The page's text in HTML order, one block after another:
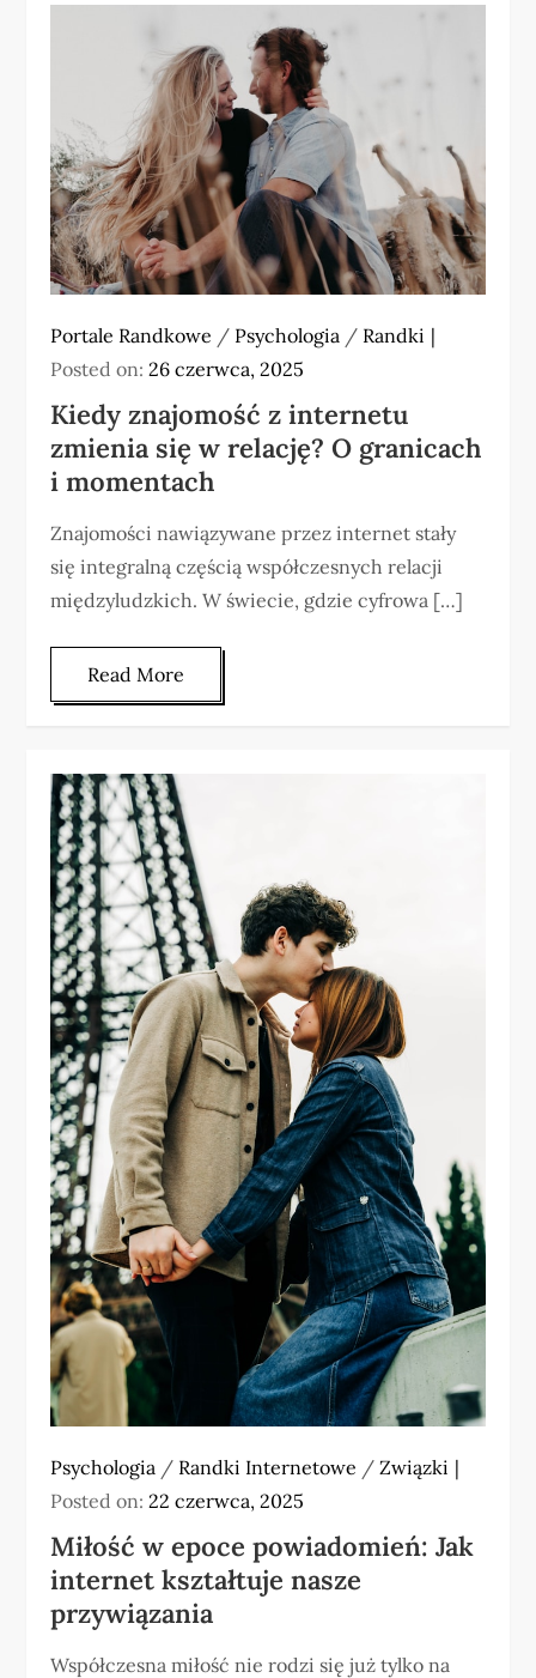
Portale Randkowe / Psychologia / Randki
Posted on:26 czerwca, 2025
Kiedy znajomość z internetu
zmienia się w relację? O granicach
i momentach
Znajomości nawiązywane przez internet stały
się integralną częścią współczesnych relacji
międzyludzkich. W świecie, gdzie cyfrowa […]
Read More
Psychologia / Randki Internetowe /Związki
Posted on:22 czerwca, 2025
Miłość w epoce powiadomień: Jak
internet kształtuje nasze
przywiązania
Współczesna miłość nie rodzi się już tylko na